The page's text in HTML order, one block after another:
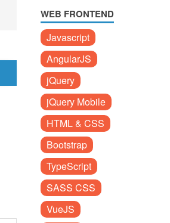
WEB FRONTEND
Javascript
AngularJS
jQuery
jQuery Mobile
HTML & CSS
Bootstrap
TypeScript
SASS CSS
VueJS